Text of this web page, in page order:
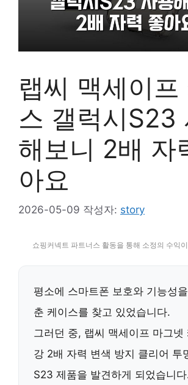
랩씨 맥세이프
스 갤럭시S23
해보니 2배 자
아요
2026-05-09 작성자: story
쇼핑커넥트 파트너스 활동을 통해 소정의 수익
평소에 스마트폰 보호와 기능성
춘 케이스를 찾고 있었습니다.
그러던 중, 랩씨 맥세이프 마그넷
강 2배 자력 변색 방지 클리어 투
S23 제품을 발견하게 되었습니